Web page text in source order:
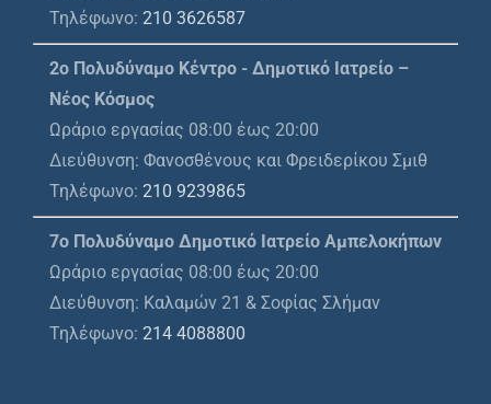
Τηλέφωνο: 210 3626587
2ο Πολυδύναμο Κέντρο - Δημοτικό Ιατρείο –
Νέος Κόσμος
Ωράριο εργασίας 08:00 έως 20:00
Διεύθυνση: Φανοσθένους και Φρειδερίκου Σμιθ
Τηλέφωνο: 210 9239865
7ο Πολυδύναμο Δημοτικό Ιατρείο Αμπελοκήπων
Ωράριο εργασίας 08:00 έως 20:00
Διεύθυνση: Καλαμών 21 & Σοφίας Σλήμαν
Τηλέφωνο: 214 4088800